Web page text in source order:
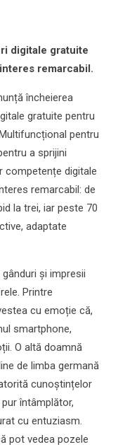
digitale gratuite
remarcabil.
încheierea
gratuite pentru
pentru
a sprijini
competențe digitale
remarcabil: de
la trei, iar peste 70
adaptate
și impresii
Printre
cu emoție că,
smartphone,
O altă doamnă
de limba germană
cunoștințelor
întâmplător,
cu entuziasm.
pot vedea pozele